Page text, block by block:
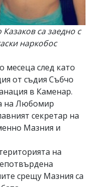
са заедно с
наркобос
месеца след като
от съдия Събчо
в Каменар.
на Любомир
секретар на
Мазния и
на
срещу Мазния са